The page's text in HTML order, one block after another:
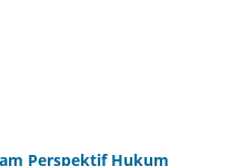
Perspektif Hukum